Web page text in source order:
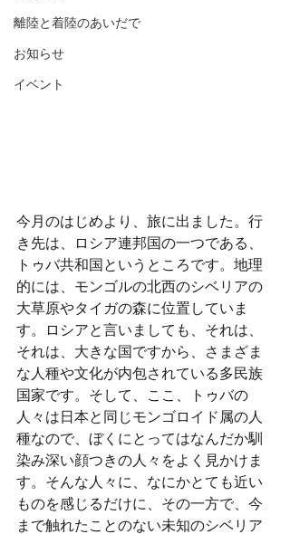
離陸と着陸のあいだで
お知らせ
イベント
今月のはじめより、旅に出ました。行
き先は、ロシア連邦国の一つである、
トゥバ共和国というところです。地理
的には、モンゴルの北西のシベリアの
大草原やタイガの森に位置していま
す。ロシアと言いましても、それは、
それは、大きな国ですから、さまざま
な人種や文化が内包されている多民族
国家です。そして、ここ、トゥバの
人々は日本と同じモンゴロイド属の人
種なので、ぼくにとってはなんだか馴
染み深い顔つきの人々をよく見かけま
す。そんな人々に、なにかとても近い
ものを感じるだけに、その一方で、今
まで触れたことのない未知のシベリア